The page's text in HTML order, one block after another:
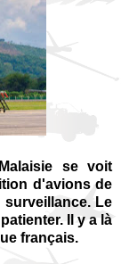
se voit
d'avions de
Le
Il y a là
français.